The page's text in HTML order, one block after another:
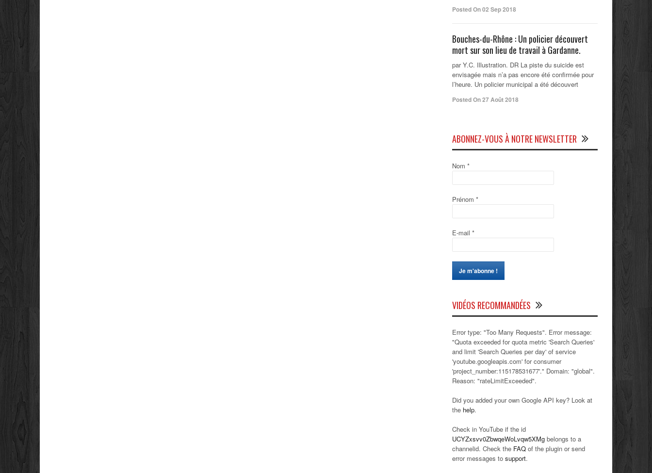
Posted On 02 Sep 2018
Bouches-du-Rhône : Un policier découvert
mort sur son lieu de travail à Gardanne.
par Y.C. Illustration. DR La piste du suicide est
envisagée mais n’a pas encore été confirmée pour
l’heure. Un policier municipal a été découvert
Posted On 27 Août 2018
ABONNEZ-VOUS À NOTRE NEWSLETTER
Nom *
Prénom *
E-mail *
VIDÉOS RECOMMANDÉES
Error type: "Too Many Requests". Error message:
"Quota exceeded for quota metric 'Search Queries'
and limit 'Search Queries per day' of service
'youtube.googleapis.com' for consumer
'project_number:115178531677'." Domain: "global".
Reason: "rateLimitExceeded".
Did you added your own Google API key? Look at
the help.
Check in YouTube if the id
UCYZxsvv0ZbwqeWoLvqw5XMg belongs to a
channelid. Check the FAQ of the plugin or send
error messages to support.